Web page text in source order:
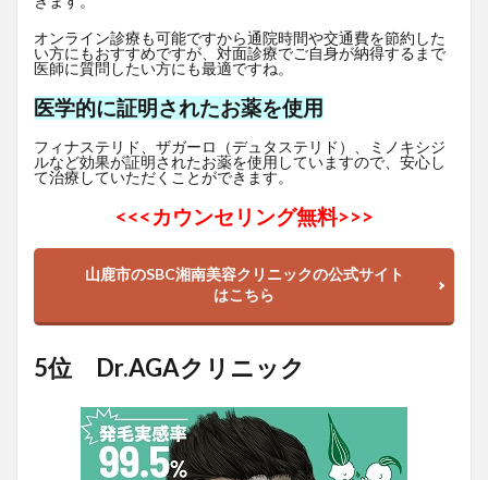
オンライン診療も可能ですから通院時間や交通費を節約した
い方にもおすすめですが、対面診療でご自身が納得するまで
医師に質問したい方にも最適ですね。
医学的に証明されたお薬を使用
フィナステリド、ザガーロ（デュタステリド）、ミノキシジ
ルなど効果が証明されたお薬を使用していますので、安心し
て治療していただくことができます。
<<<カウンセリング無料>>>
山鹿市のSBC湘南美容クリニックの公式サイト
はこちら
5位 Dr.AGAクリニック